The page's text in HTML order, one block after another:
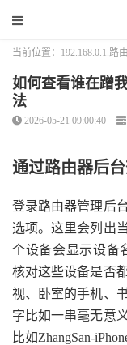
当前位置： 192.168.0.1.路
如何查看谁在蹭
法
2026-05-21 09:00:40
通过路由器后
登录路由器管理后
选项。这里会列出
个设备会显示设备
核对这些设备是否
视、卧室的手机、
字比如一串毫无意
比如ZhangSan-